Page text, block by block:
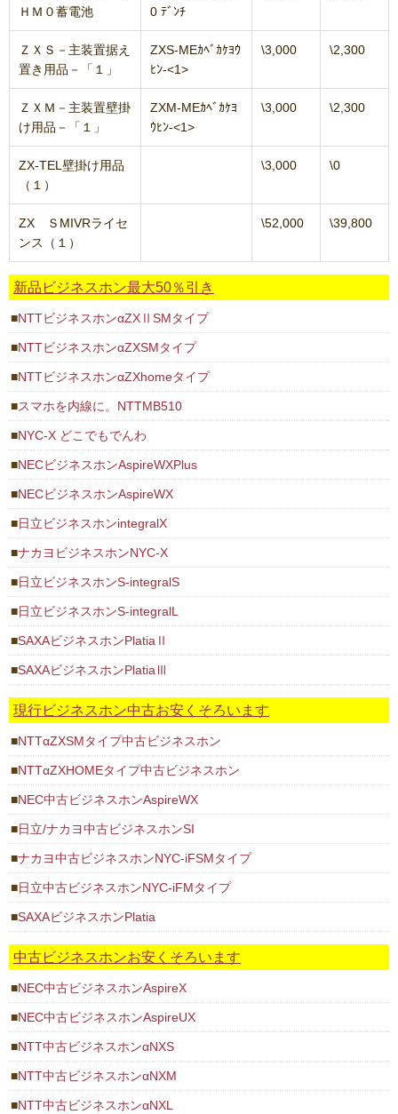
ＨＭ０蓄電池
0 ﾃﾞﾝﾁ
ＺＸＳ－主装置据え
置き用品－「１」
ZXS-MEｶﾍﾞｶｹﾖｳ
ﾋﾝ-<1>
\3,000 \2,300
ＺＸＭ－主装置壁掛
け用品－「１」
ZXM-MEｶﾍﾞｶｹﾖ
ｳﾋﾝ-<1>
\3,000 \2,300
ZX-TEL壁掛け用品
（１）
\3,000 \0
ZX ＳMIVRライセ
ンス（１）
\52,000 \39,800
新品ビジネスホン最大50％引き
NTTビジネスホンαZXⅡSMタイプ
NTTビジネスホンαZXSMタイプ
NTTビジネスホンαZXhomeタイプ
スマホを内線に。NTTMB510
NYC-X どこでもでんわ
NECビジネスホンAspireWXPlus
NECビジネスホンAspireWX
日立ビジネスホンintegralX
ナカヨビジネスホンNYC-X
日立ビジネスホンS-integralS
日立ビジネスホンS-integralL
SAXAビジネスホンPlatiaⅡ
SAXAビジネスホンPlatiaⅢ
現行ビジネスホン中古お安くそろいます
NTTαZXSMタイプ中古ビジネスホン
NTTαZXHOMEタイプ中古ビジネスホン
NEC中古ビジネスホンAspireWX
日立/ナカヨ中古ビジネスホンSI
ナカヨ中古ビジネスホンNYC-iFSMタイプ
日立中古ビジネスホンNYC-iFMタイプ
SAXAビジネスホンPlatia
中古ビジネスホンお安くそろいます
NEC中古ビジネスホンAspireX
NEC中古ビジネスホンAspireUX
NTT中古ビジネスホンαNXS
NTT中古ビジネスホンαNXM
NTT中古ビジネスホンαNXL